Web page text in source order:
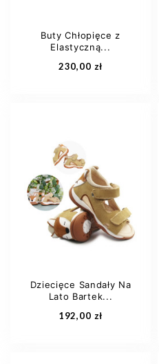
Dodaj do koszyka
Buty Chłopięce z
Elastyczną...
230,00 zł
26 27 29
Dodaj do koszyka
Dziecięce Sandały Na
Lato Bartek...
192,00 zł